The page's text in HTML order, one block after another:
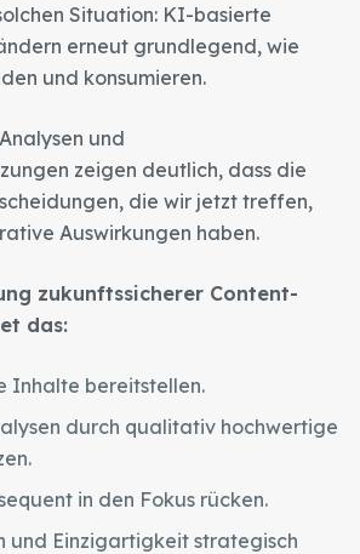
Situation: KI-basierte
erneut grundlegend, wie
und konsumieren.
und
zeigen deutlich, dass die
die wir jetzt treffen,
Auswirkungen haben.
zukunftssicherer Content-
das:
Inhalte bereitstellen.
durch qualitativ hochwertige
in den Fokus rücken.
und Einzigartigkeit strategisch